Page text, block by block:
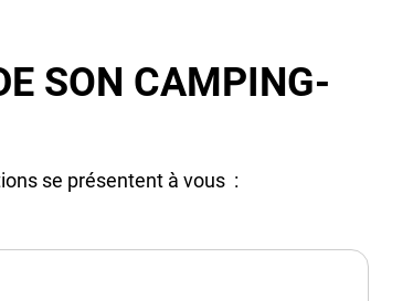
SON CAMPING-
se présentent à vous :